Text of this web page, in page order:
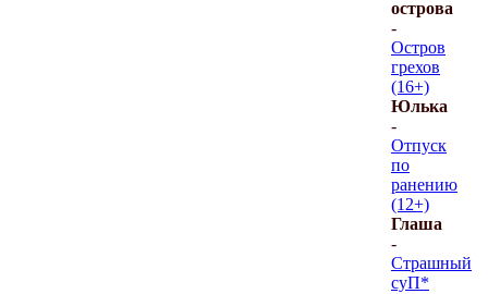
острова
-
Остров
грехов
(16+)
Юлька
-
Отпуск
по
ранению
(12+)
Глаша
-
Страшный
суП*